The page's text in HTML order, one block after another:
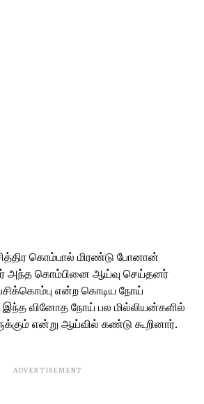
கொம்பால் மிரண்டு போனான்
அந்த கொம்பினை ஆய்வு செய்தனர்
என்ற கொடிய நோய்
இந்த வினோத நோய் பல மில்லியன்களில்
என்று ஆய்வில் கண்டு கூறினார்.
ADVERTISEMENT